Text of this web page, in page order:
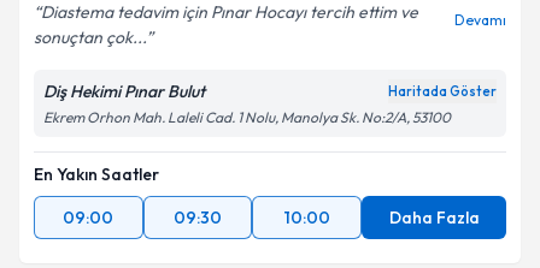
Diastema tedavim için Pınar Hocayı tercih ettim ve
sonuçtan çok...
Devamı
Diş Hekimi Pınar Bulut Haritada Göster
Ekrem Orhon Mah. Laleli Cad. 1 Nolu, Manolya Sk. No:2/A, 53100
En Yakın Saatler
09:00
09:30 10:00 Daha Fazla